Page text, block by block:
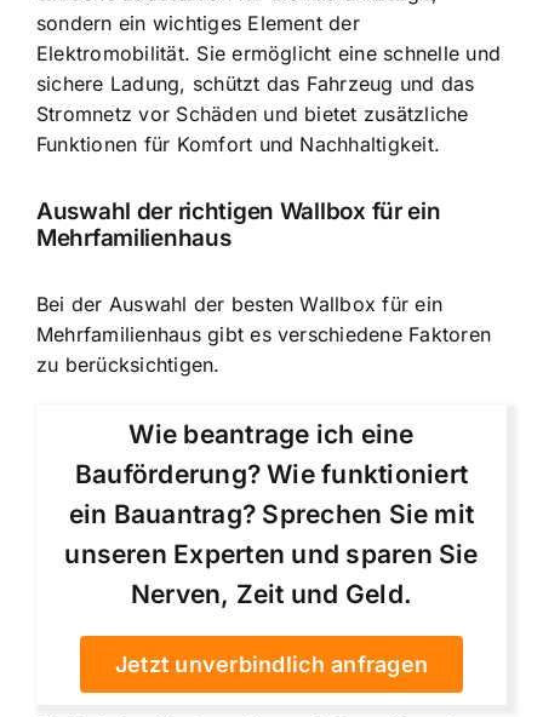
sondern ein wichtiges Element der
Elektromobilität. Sie ermöglicht eine schnelle und
sichere Ladung, schützt das Fahrzeug und das
Stromnetz vor Schäden und bietet zusätzliche
Funktionen für Komfort und Nachhaltigkeit.
Auswahl der richtigen Wallbox für ein
Mehrfamilienhaus
Bei der Auswahl der besten Wallbox für ein
Mehrfamilienhaus gibt es verschiedene Faktoren
zu berücksichtigen.
Wie beantrage ich eine
Bauförderung? Wie funktioniert
ein Bauantrag? Sprechen Sie mit
unseren Experten und sparen Sie
Nerven, Zeit und Geld.
Jetzt unverbindlich anfragen